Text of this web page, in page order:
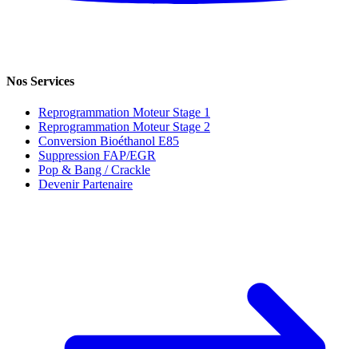
Nos Services
Reprogrammation Moteur Stage 1
Reprogrammation Moteur Stage 2
Conversion Bioéthanol E85
Suppression FAP/EGR
Pop & Bang / Crackle
Devenir Partenaire